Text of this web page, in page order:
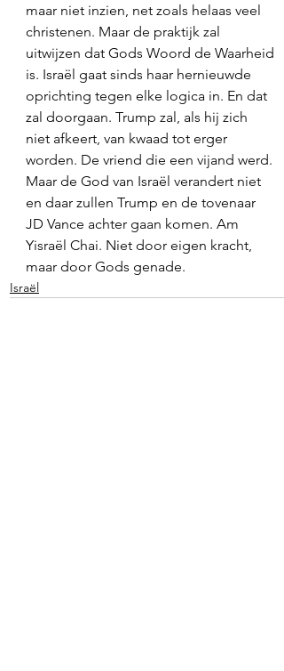
maar niet inzien, net zoals helaas veel
christenen. Maar de praktijk zal
uitwijzen dat Gods Woord de Waarheid
is. Israël gaat sinds haar hernieuwde
oprichting tegen elke logica in. En dat
zal doorgaan. Trump zal, als hij zich
niet afkeert, van kwaad tot erger
worden. De vriend die een vijand werd.
Maar de God van Israël verandert niet
en daar zullen Trump en de tovenaar
JD Vance achter gaan komen. Am
Yisraël Chai. Niet door eigen kracht,
maar door Gods genade.
Israël